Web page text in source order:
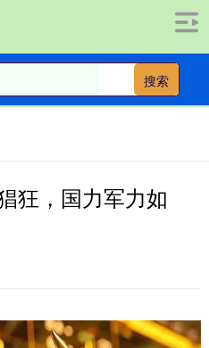
搜索
狂，国力军力如